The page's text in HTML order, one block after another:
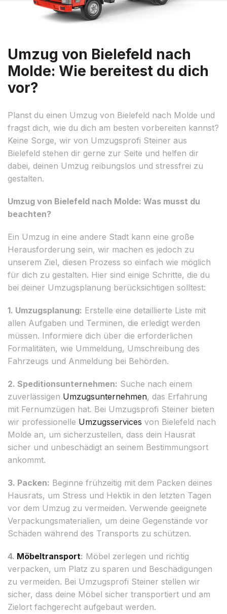
Umzug von Bielefeld nach
Molde: Wie bereitest du dich
vor?
Planst du einen Umzug von Bielefeld nach Molde und
fragst dich, wie du dich am besten vorbereiten kannst?
Keine Sorge, wir von Umzugsprofi Steiner aus
Bielefeld stehen dir gerne zur Seite und helfen dir
dabei, deinen Umzug reibungslos und stressfrei zu
gestalten.
Umzug von Bielefeld nach Molde: Was musst du
beachten?
Ein Umzug in eine andere Stadt kann eine große
Herausforderung sein, wir machen es jedoch zu
unserem Ziel, diesen Prozess so einfach wie möglich
für dich zu gestalten. Hier sind einige Schritte, die du
bei deiner Umzugsplanung berücksichtigen solltest:
1. Umzugsplanung: Erstelle eine detaillierte Liste mit
allen Aufgaben und Terminen, die erledigt werden
müssen. Informiere dich über die erforderlichen
Formalitäten, wie Ummeldung, Umschreibung des
Fahrzeugs und Anmeldung bei Behörden.
2. Speditionsunternehmen: Suche nach einem
zuverlässigen Umzugsunternehmen, das Erfahrung
mit Fernumzügen hat. Bei Umzugsprofi Steiner bieten
wir professionelle Umzugsservices von Bielefeld nach
Molde an, um sicherzustellen, dass dein Hausrat
sicher und unbeschädigt an seinem Bestimmungsort
ankommt.
3. Packen: Beginne frühzeitig mit dem Packen deines
Hausrats, um Stress und Hektik in den letzten Tagen
vor dem Umzug zu vermeiden. Verwende geeignete
Verpackungsmaterialien, um deine Gegenstände vor
Schäden während des Transports zu schützen.
4. Möbeltransport: Möbel zerlegen und richtig
verpacken, um Platz zu sparen und Beschädigungen
zu vermeiden. Bei Umzugsprofi Steiner stellen wir
sicher, dass deine Möbel sicher transportiert und am
Zielort fachgerecht aufgebaut werden.